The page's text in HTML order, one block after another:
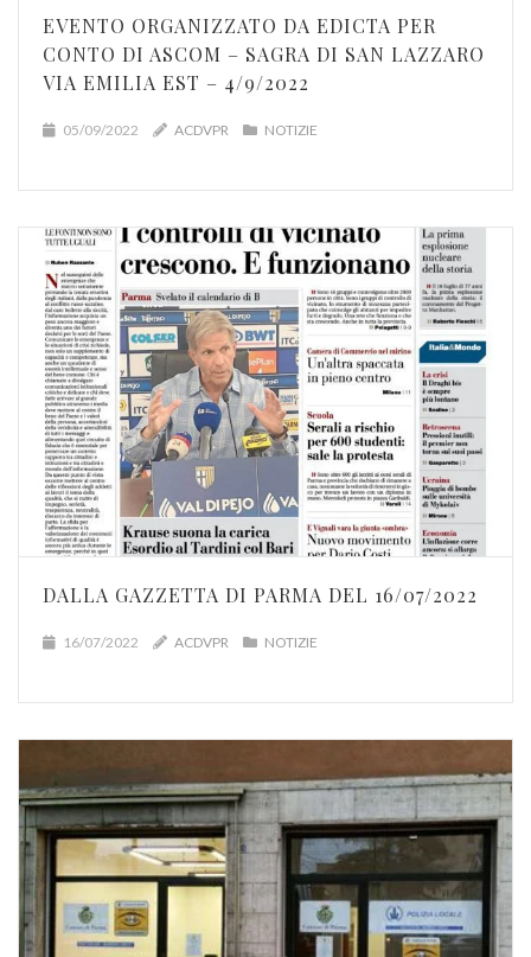
EVENTO ORGANIZZATO DA EDICTA PER
CONTO DI ASCOM – SAGRA DI SAN LAZZARO
VIA EMILIA EST – 4/9/2022
05/09/2022 ACDVPR NOTIZIE
DALLA GAZZETTA DI PARMA DEL 16/07/2022
16/07/2022 ACDVPR NOTIZIE